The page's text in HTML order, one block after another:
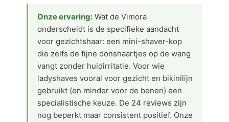
Onze ervaring: Wat de Vimora
onderscheidt is de specifieke aandacht
voor gezichtshaar: een mini-shaver-kop
die zelfs de fijne donshaartjes op de wang
vangt zonder huidirritatie. Voor wie
ladyshaves vooral voor gezicht en bikinilijn
gebruikt (en minder voor de benen) een
specialistische keuze. De 24 reviews zijn
nog beperkt maar consistent positief. Onze